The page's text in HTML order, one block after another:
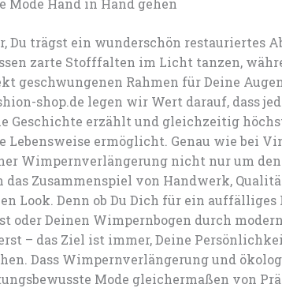
Mode Hand in Hand gehen
Du trägst ein wunderschön restauriertes
zarte Stofffalten im Licht tanzen,
geschwungenen Rahmen für Deine
shop.de legen wir Wert darauf, dass
Geschichte erzählt und gleichzeitig
Lebensweise ermöglicht. Genau wie bei
Wimpernverlängerung nicht nur um
das Zusammenspiel von Handwerk,
Look. Denn ob Du Dich für ein auffälliges
oder Deinen Wimpernbogen durch
– das Ziel ist immer, Deine
Dass Wimpernverlängerung und
Mode gleichermaßen von